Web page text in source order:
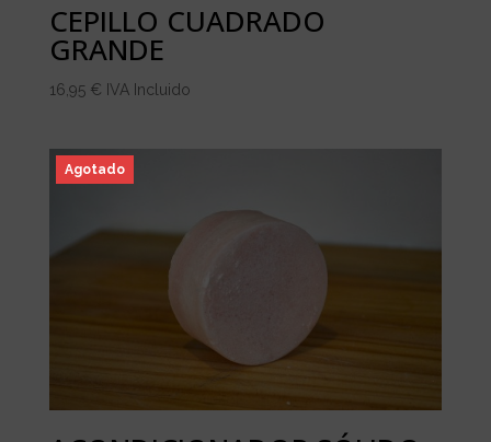
CEPILLO CUADRADO
GRANDE
16,95 € IVA Incluido
Agotado